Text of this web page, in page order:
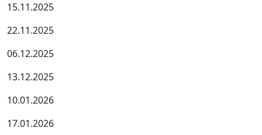
15.11.2025
22.11.2025
06.12.2025
13.12.2025
10.01.2026
17.01.2026